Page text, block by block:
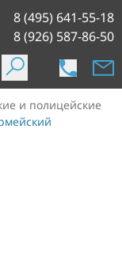
8 (495) 641-55-18
8 (926) 587-86-50
и полицейские